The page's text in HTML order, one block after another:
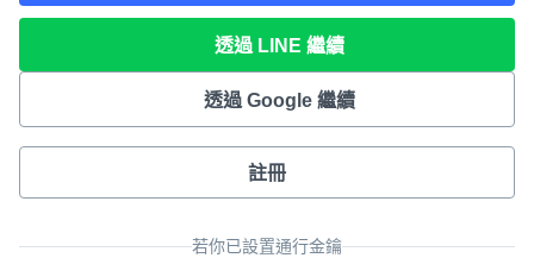
透過 LINE 繼續
透過 Google 繼續
註冊
若你已設置通行金鑰